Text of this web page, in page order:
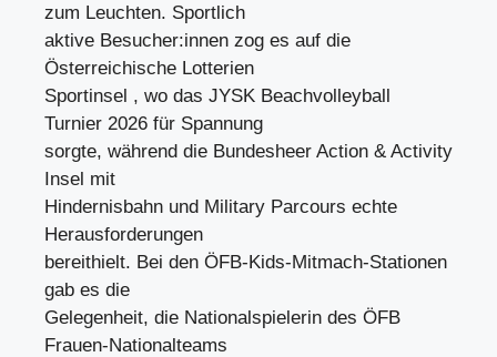
zum Leuchten. Sportlich
aktive Besucher:innen zog es auf die
Österreichische Lotterien
Sportinsel , wo das JYSK Beachvolleyball
Turnier 2026 für Spannung
sorgte, während die Bundesheer Action & Activity
Insel mit
Hindernisbahn und Military Parcours echte
Herausforderungen
bereithielt. Bei den ÖFB-Kids-Mitmach-Stationen
gab es die
Gelegenheit, die Nationalspielerin des ÖFB
Frauen-Nationalteams